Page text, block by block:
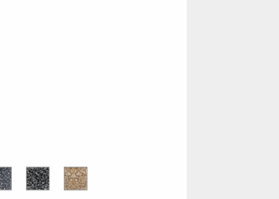
Grigio
Glitter
Nero
Glitter
Oro
Glitter